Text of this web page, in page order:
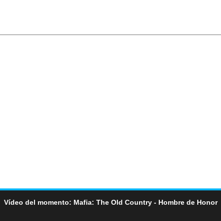
Vídeo del momento: Mafia: The Old Country - Hombre de Honor